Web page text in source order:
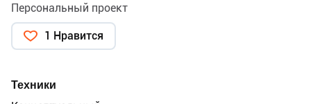
Персональный проект
1 Нравится
Техники